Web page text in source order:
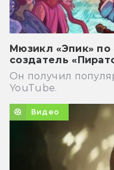
Мюзикл «Эпик» по
создатель
Он получил
YouTube.
Видео